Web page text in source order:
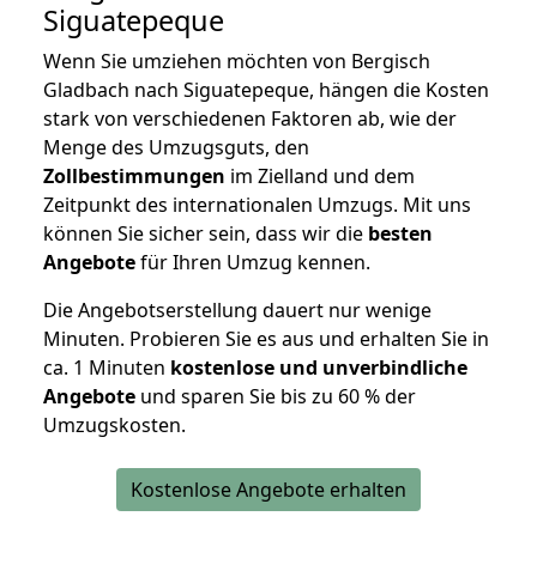
Siguatepeque
Wenn Sie umziehen möchten von Bergisch
Gladbach nach Siguatepeque, hängen die Kosten
stark von verschiedenen Faktoren ab, wie der
Menge des Umzugsguts, den
Zollbestimmungen im Zielland und dem
Zeitpunkt des internationalen Umzugs. Mit uns
können Sie sicher sein, dass wir die besten
Angebotefür Ihren Umzug kennen.
Die Angebotserstellung dauert nur wenige
Minuten. Probieren Sie es aus und erhalten Sie in
ca. 1 Minuten kostenlose und unverbindliche
Angebote und sparen Sie bis zu 60 % der
Umzugskosten.
Kostenlose Angebote erhalten